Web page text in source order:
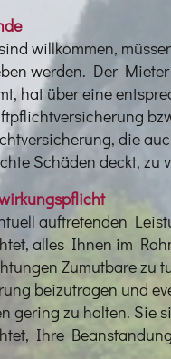
willkommen,
werden. Der Mieter
hat über eine
die
Schäden deckt, zu
auftretenden
alles Ihnen im
Zumutbare zu
beizutragen und
gering zu halten. Sie
Ihre